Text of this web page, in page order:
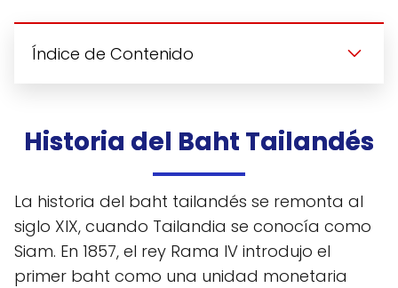
Índice de Contenido
Historia del Baht Tailandés
La historia del baht tailandés se remonta al
siglo XIX, cuando Tailandia se conocía como
Siam. En 1857, el rey Rama IV introdujo el
primer baht como una unidad monetaria